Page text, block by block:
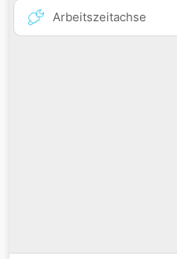
Arbeitszeitachse